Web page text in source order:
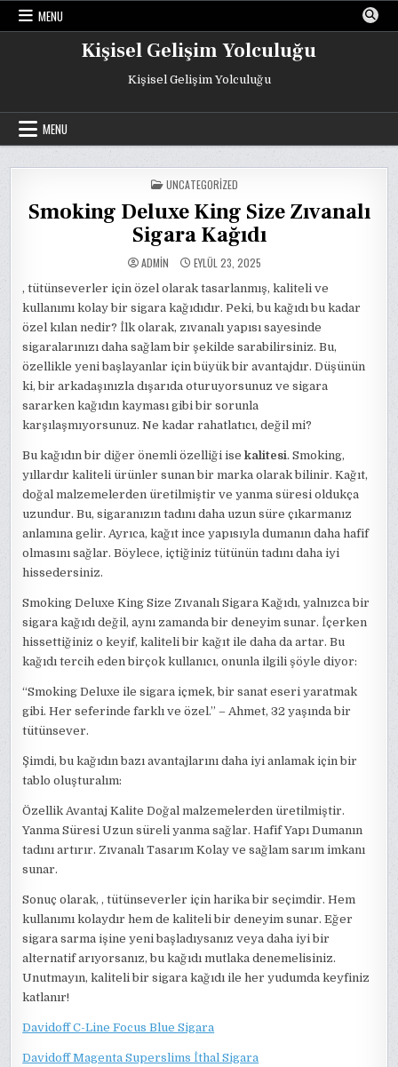
Skip
MENU
Kişisel Gelişim Yolculuğu
Kişisel Gelişim Yolculuğu
MENU
POSTED
IN
UNCATEGORIZED
Smoking Deluxe King Size Zıvanalı
Sigara Kağıdı
ADMIN EYLÜL 23, 2025
, tütünseverler için özel olarak tasarlanmış, kaliteli ve
kullanımı kolay bir sigara kağıdıdır. Peki, bu kağıdı bu kadar
özel kılan nedir? İlk olarak, zıvanalı yapısı sayesinde
sigaralarınızı daha sağlam bir şekilde sarabilirsiniz. Bu,
özellikle yeni başlayanlar için büyük bir avantajdır. Düşünün
ki, bir arkadaşınızla dışarıda oturuyorsunuz ve sigara
sararken kağıdın kayması gibi bir sorunla
karşılaşmıyorsunuz. Ne kadar rahatlatıcı, değil mi?
Bu kağıdın bir diğer önemli özelliği isekalitesi. Smoking,
yıllardır kaliteli ürünler sunan bir marka olarak bilinir. Kağıt,
doğal malzemelerden üretilmiştir ve yanma süresi oldukça
uzundur. Bu, sigaranızın tadını daha uzun süre çıkarmanız
anlamına gelir. Ayrıca, kağıt ince yapısıyla dumanın daha hafif
olmasını sağlar. Böylece, içtiğiniz tütünün tadını daha iyi
hissedersiniz.
Smoking Deluxe King Size Zıvanalı Sigara Kağıdı, yalnızca bir
sigara kağıdı değil, aynı zamanda bir deneyim sunar. İçerken
hissettiğiniz o keyif, kaliteli bir kağıt ile daha da artar. Bu
kağıdı tercih eden birçok kullanıcı, onunla ilgili şöyle diyor:
“Smoking Deluxe ile sigara içmek, bir sanat eseri yaratmak
gibi. Her seferinde farklı ve özel.” – Ahmet, 32 yaşında bir
tütünsever.
Şimdi, bu kağıdın bazı avantajlarını daha iyi anlamak için bir
tablo oluşturalım:
Özellik Avantaj Kalite Doğal malzemelerden üretilmiştir.
Yanma Süresi Uzun süreli yanma sağlar. Hafif Yapı Dumanın
tadını artırır. Zıvanalı Tasarım Kolay ve sağlam sarım imkanı
sunar.
Sonuç olarak, , tütünseverler için harika bir seçimdir. Hem
kullanımı kolaydır hem de kaliteli bir deneyim sunar. Eğer
sigara sarma işine yeni başladıysanız veya daha iyi bir
alternatif arıyorsanız, bu kağıdı mutlaka denemelisiniz.
Unutmayın, kaliteli bir sigara kağıdı ile her yudumda keyfiniz
katlanır!
Davidoff C-Line Focus Blue Sigara
Davidoff Magenta Superslims İthal Sigara